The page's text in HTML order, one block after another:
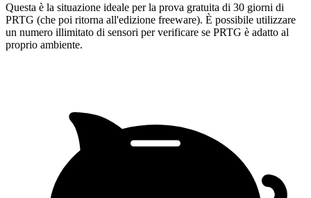
Questa è la situazione ideale per la prova gratuita di 30 giorni di
PRTG (che poi ritorna all'edizione freeware). È possibile utilizzare
un numero illimitato di sensori per verificare se PRTG è adatto al
proprio ambiente.